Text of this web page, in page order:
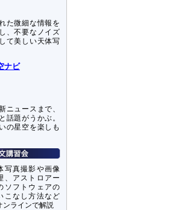
た微細な情報を
、不要なノイズ
て美しい天体写
ナビ
ニュースまで、
話題がうかぶ。
の星空を楽しも
写真撮影や画像
、アストロアー
ソフトウェアの
こなし方法など
ンラインで解説